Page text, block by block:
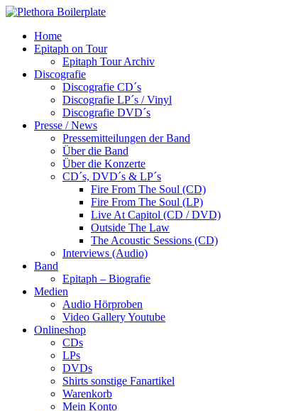
Home
Epitaph on Tour
Epitaph Tour Archiv
Discografie
Discografie CD´s
Discografie LP´s / Vinyl
Discografie DVD´s
Presse / News
Pressemitteilungen der Band
Über die Band
Über die Konzerte
CD´s, DVD´s & LP´s
Fire From The Soul (CD)
Fire From The Soul (LP)
Live At Capitol (CD / DVD)
Outside The Law
The Acoustic Sessions (CD)
Interviews (Audio)
Band
Epitaph – Biografie
Medien
Audio Hörproben
Video Gallery Youtube
Onlineshop
CDs
LPs
DVDs
Shirts sonstige Fanartikel
Warenkorb
Mein Konto